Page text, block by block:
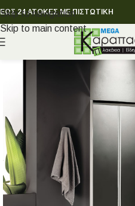
Skip to navigation
Skip to main content
ΕΩΣ 24 ΑΤΟΚΕΣ ΜΕ ΠΙΣΤΩΤΙΚΗ